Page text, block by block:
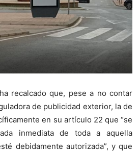
recalcado que, pese a no contar
de publicidad exterior, la de
en su artículo 22 que “se
inmediata de toda a aquella
debidamente autorizada”, y que